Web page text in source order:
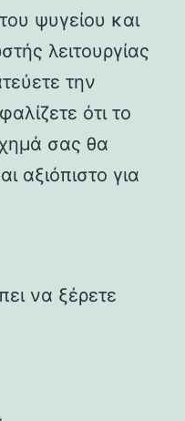
ψυγείου και
λειτουργίας
την
ότι το
σας θα
αξιόπιστο για
να ξέρετε